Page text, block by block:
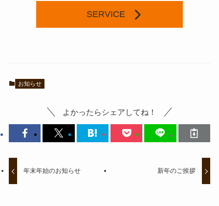
SERVICE
お知らせ
よかったらシェアしてね！
年末年始のお知らせ 新年のご挨拶